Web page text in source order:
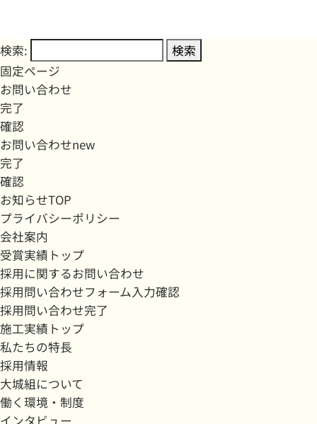
検索:
固定ページ
お問い合わせ
完了
確認
お問い合わせnew
完了
確認
お知らせTOP
プライバシーポリシー
会社案内
受賞実績トップ
採用に関するお問い合わせ
採用問い合わせフォーム入力確認
採用問い合わせ完了
施工実績トップ
私たちの特長
採用情報
大城組について
働く環境・制度
インタビュー